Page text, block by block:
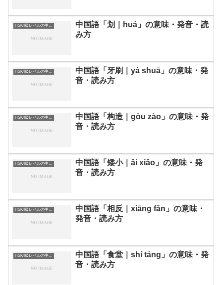
HSK4級レベルの中国語
中国語「划｜huá」の意味・発音・読
み方
HSK4級レベルの中国語
中国語「牙刷｜yá shuā」の意味・発
音・読み方
HSK4級レベルの中国語
中国語「构造｜gòu zào」の意味・発
音・読み方
HSK4級レベルの中国語
中国語「矮小｜ǎi xiǎo」の意味・発
音・読み方
HSK4級レベルの中国語
中国語「相反｜xiāng fǎn」の意味・
発音・読み方
中国語「食堂｜shí táng」の意味・発
音・読み方